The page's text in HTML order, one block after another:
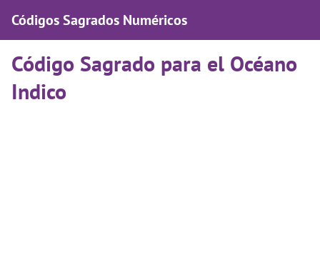
Códigos Sagrados Numéricos
Código Sagrado para el Océano
Indico